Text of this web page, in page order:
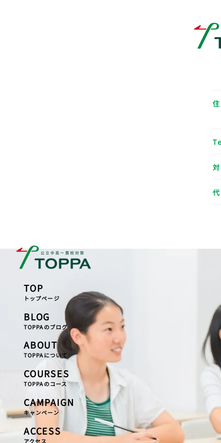
TOP
トップページ
BLOG
TOPPAのブログ
ABOUT
TOPPAについて
COURSES
TOPPAのコース
CAMPAIGN
キャンペーン
ACCESS
アクセス